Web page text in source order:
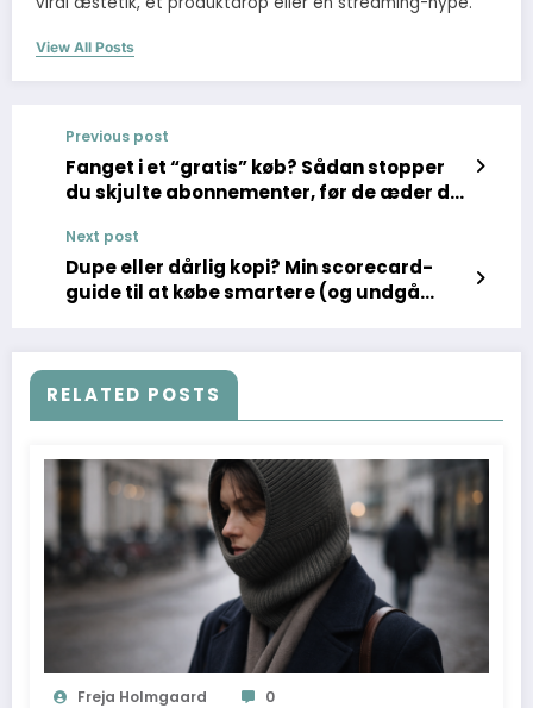
View All Posts
Previous post
Fanget i et “gratis” køb? Sådan stopper
du skjulte abonnementer, før de æder dit
Next post
Dupe eller dårlig kopi? Min scorecard-
guide til at købe smartere (og undgå
RELATED POSTS
Freja Holmgaard 0